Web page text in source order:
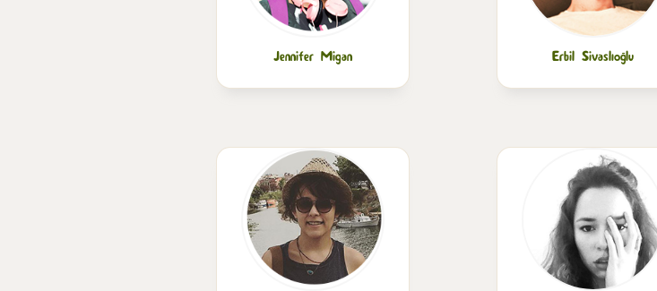
Jennifer Migan Erbil Sivaslıoğlu